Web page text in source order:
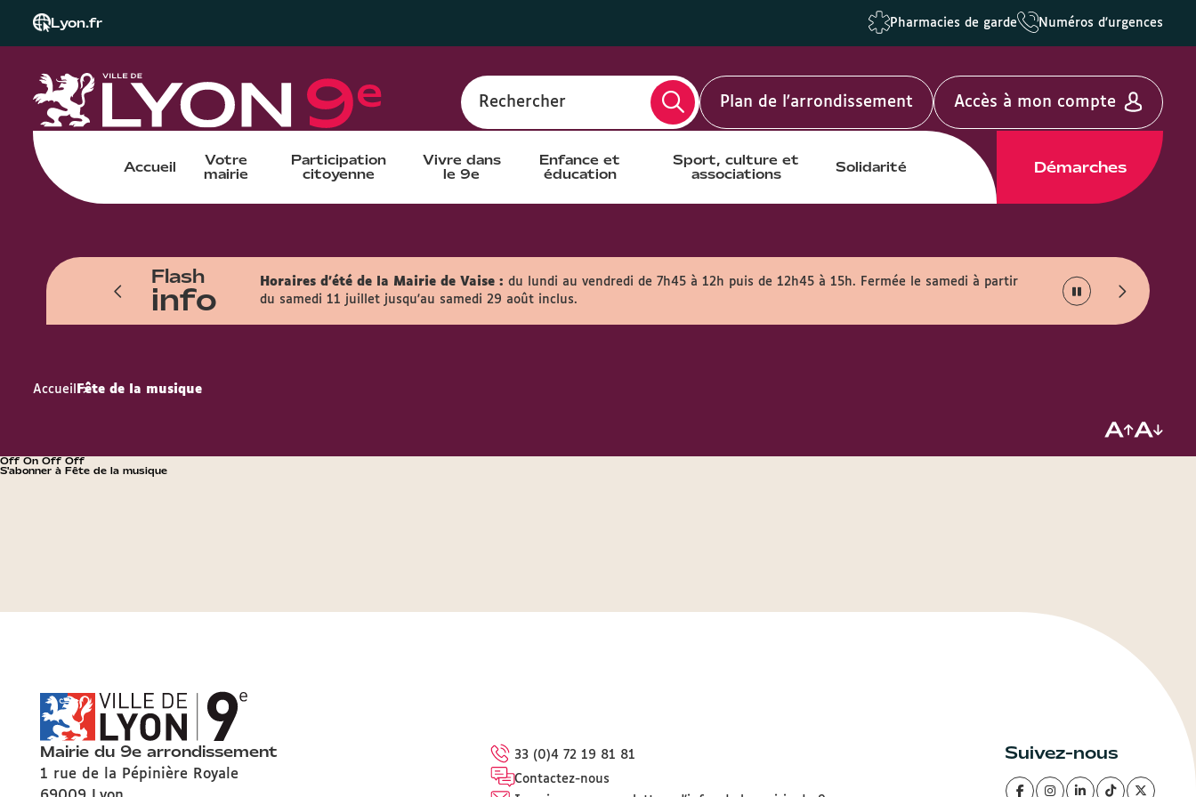
Lyon.fr Pharmacies de garde Numéros d'urgences
Rechercher Plan de l'arrondissement Accès à mon compte
Accueil
Votre
mairie
Participation
citoyenne
Vivre dans
le 9e
Enfance et
éducation
Sport, culture et
associations
Solidarité Démarches
Flash
info
pour une durée de 18 mois
Horaires d'été de la Mairie de Vaise : du lundi au vendredi de 7h45 à 12h puis de 12h45 à 15h. Fermée le samedi à partir
du samedi 11 juillet jusqu'au samedi 29 août inclus.
Info travaux :
août.
Accueil Fête de la musique
Off On Off Off
S'abonner à Fête de la musique
Mairie du 9e arrondissement
1 rue de la Pépinière Royale
33 (0)4 72 19 81 81
Contactez-nous
Suivez-nous